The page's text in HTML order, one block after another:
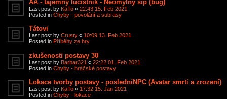
AA - tajemný lučištník - Neomylný šíp (bug)
Last post by KaTo « 22:43 15. Feb 2021
Posted in Chyby - povolání a subrasy
Tátovi
Last post by Crusty « 10:09 13. Feb 2021
Posted in Příběhy ze hry
zkušenosti postavy 30
Last post by Barbar321 « 22:22 01. Feb 2021
Posted in Chyby - hráčské postavy
Lokace tvorby postavy - posledníNPC (Avatar smrti a zrození)
Last post by KaTo « 17:32 15. Jan 2021
Posted in Chyby - lokace